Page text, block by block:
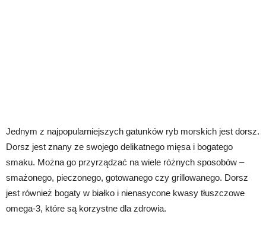
Jednym z najpopularniejszych gatunków ryb morskich jest dorsz.
Dorsz jest znany ze swojego delikatnego mięsa i bogatego
smaku. Można go przyrządzać na wiele różnych sposobów –
smażonego, pieczonego, gotowanego czy grillowanego. Dorsz
jest również bogaty w białko i nienasycone kwasy tłuszczowe
omega-3, które są korzystne dla zdrowia.